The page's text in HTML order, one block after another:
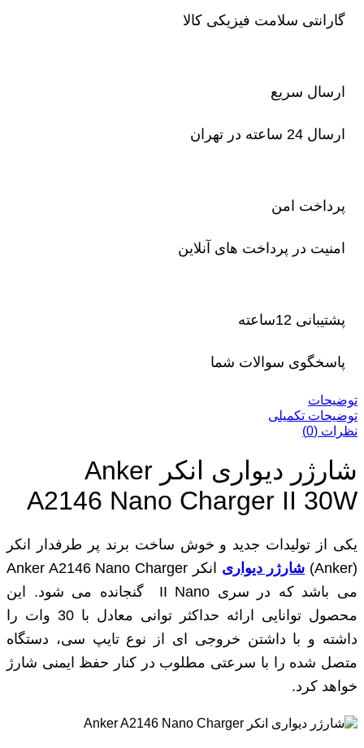
گارانتی سلامت فیزیکی کالا
ارسال سریع
ارسال 24 ساعته در تهران
پرداخت امن
امنیت در پرداخت های آنلاین
پشتیبانی 12ساعته
پاسخگوی سوالات شما
توضیحات
توضیحات تکمیلی
نظرات (0)
شارژر دیواری انکر Anker
A2146 Nano Charger II 30W
یکی از تولیدات جدید و خوش ساخت برند پر طرفدار انکر
(Anker)
شارژر دیواری
انکر Anker A2146 Nano Charger
می باشد که در سری II Nano گنجانده می شود. این
محصول توانایی ارائه حداکثر توانی معادل با 30 وات را
داشته و با داشتن خروجی ای از نوع تایپ سی، دستگاه
متصل شده را با سرعتی مطلوب در کنار حفظ ایمنی شارژ
خواهد کرد.